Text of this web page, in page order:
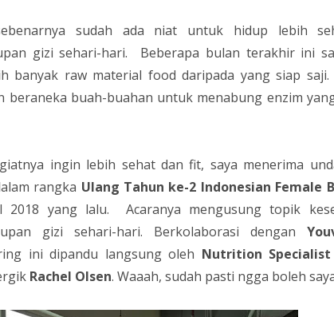
sudah ada niat untuk hidup lebih
gizi sehari-hari. Beberapa bulan terakhir ini
banyak raw material food daripada yang siap
beraneka buah-buahan untuk menabung enzim
ingin lebih sehat dan fit, saya menerima
rangka Ulang Tahun ke-2 Indonesian Female
2018 yang lalu. Acaranya mengusung topik
gizi sehari-hari. Berkolaborasi dengan
ini dipandu langsung oleh Nutrition Specialist
Rachel Olsen. Waaah, sudah pasti ngga boleh